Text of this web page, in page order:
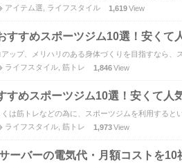
アイテム選 ライフスタイル 1,619View
すすめスポーツジム10選！安くて
ップ、メリハリのある身体づくりを目指すなら、
ライフスタイル 筋トレ 1,846View
すめスポーツジム10選！安くて人
は筋トレなどの為に、スポーツジムを利用すると
ライフスタイル 筋トレ 1,973View
ーバーの電気代・月額コストを